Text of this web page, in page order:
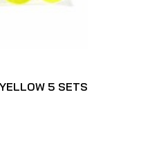
5 SETS